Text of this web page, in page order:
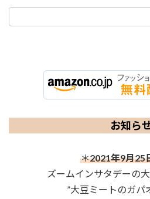
お知ら
＊2021年9月25
ズームインサタデーの
”大豆ミートのガパ